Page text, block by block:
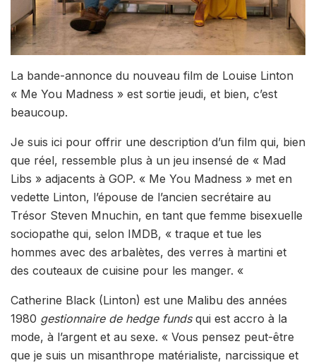
La bande-annonce du nouveau film de Louise Linton
« Me You Madness » est sortie jeudi, et bien, c’est
beaucoup.
Je suis ici pour offrir une description d’un film qui, bien
que réel, ressemble plus à un jeu insensé de « Mad
Libs » adjacents à GOP. « Me You Madness » met en
vedette Linton, l’épouse de l’ancien secrétaire au
Trésor Steven Mnuchin, en tant que femme bisexuelle
sociopathe qui, selon IMDB, « traque et tue les
hommes avec des arbalètes, des verres à martini et
des couteaux de cuisine pour les manger. «
Catherine Black (Linton) est une Malibu des années
1980 gestionnaire de hedge fundsqui est accro à la
mode, à l’argent et au sexe. « Vous pensez peut-être
que je suis un misanthrope matérialiste, narcissique et